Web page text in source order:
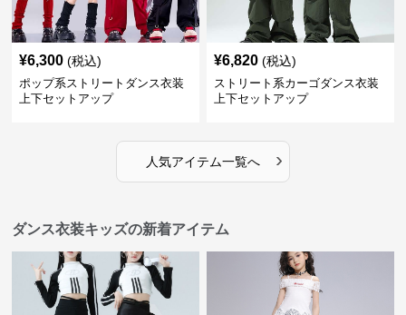
¥6,300 (税込)
ポップ系ストリートダンス衣装
上下セットアップ
¥6,820 (税込)
ストリート系カーゴダンス衣装
上下セットアップ
人気アイテム一覧へ ›
ダンス衣装キッズの新着アイテム